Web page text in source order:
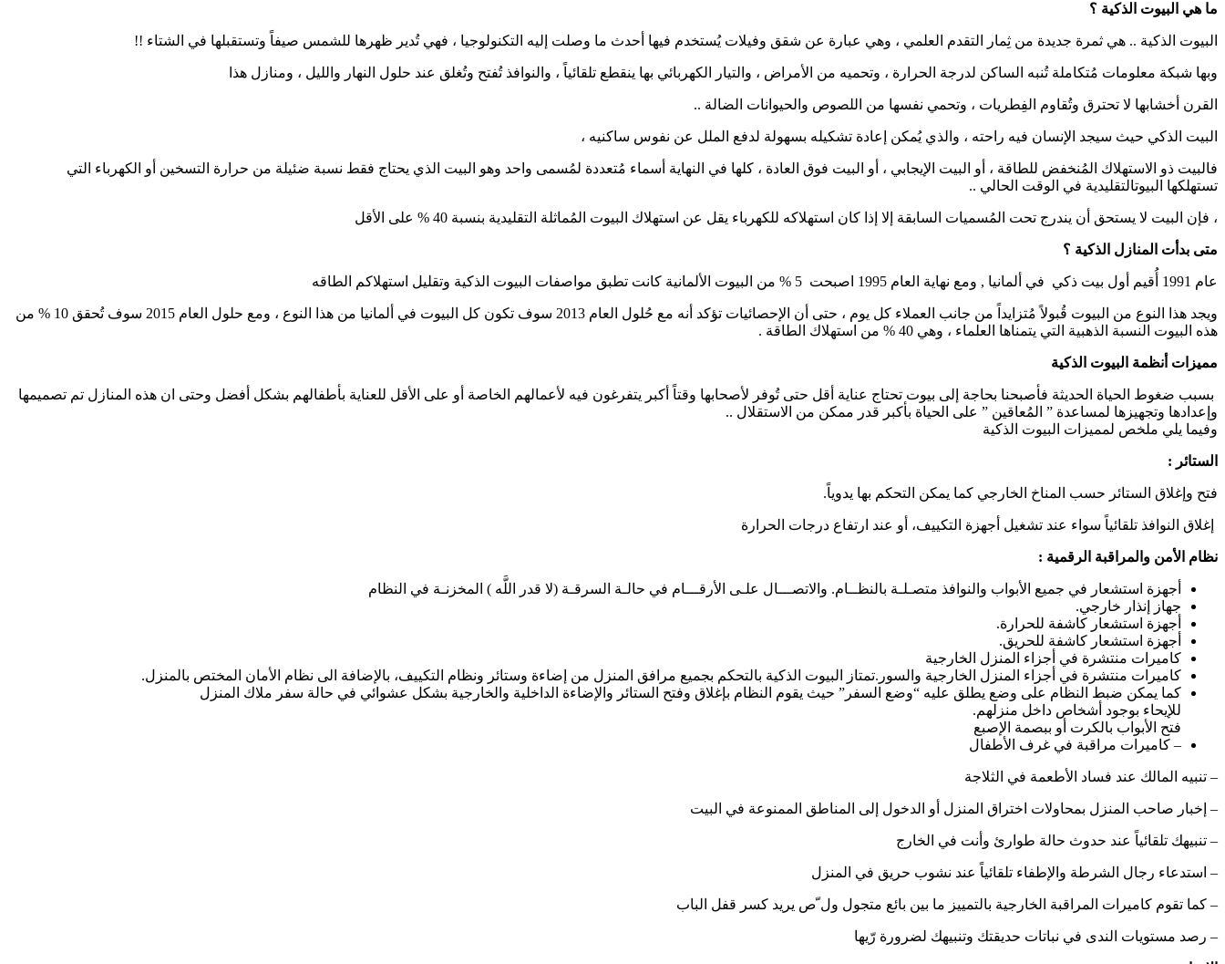
ما هي البيوت الذكية ؟
البيوت الذكية .. هي ثمرة جديدة من ثِمار التقدم العلمي ، وهي عبارة عن شقق وفيلات يُستخدم فيها أحدث ما وصلت إليه التكنولوجيا ، فهي تُدير ظهرها للشمس صيفاً وتستقبلها في الشتاء !!
وبها شبكة معلومات مُتكاملة تُنبه الساكن لدرجة الحرارة ، وتحميه من الأمراض ، والتيار الكهربائي بها ينقطع تلقائياً ، والنوافذ تُفتح وتُغلق عند حلول النهار والليل ، ومنازل هذا
القرن أخشابها لا تحترق وتُقاوم الفِطريات ، وتحمي نفسها من اللصوص والحيوانات الضالة ..
البيت الذكي حيث سيجد الإنسان فيه راحته ، والذي يُمكن إعادة تشكيله بسهولة لدفع الملل عن نفوس ساكنيه ،
فالبيت ذو الاستهلاك المُنخفض للطاقة ، أو البيت الإيجابي ، أو البيت فوق العادة ، كلها في النهاية أسماء مُتعددة لمُسمى واحد وهو البيت الذي يحتاج فقط نسبة ضئيلة من حرارة التسخين أو الكهرباء التي
تستهلكها البيوتالتقليدية في الوقت الحالي ..
، فإن البيت لا يستحق أن يندرج تحت المُسميات السابقة إلا إذا كان استهلاكه للكهرباء يقل عن استهلاك البيوت المُماثلة التقليدية بنسبة 40 % على الأقل
متى بدأت المنازل الذكية ؟
عام 1991 أُقيم أول بيت ذكي في ألمانيا , ومع نهاية العام 1995 اصبحت 5 % من البيوت الألمانية كانت تطبق مواصفات البيوت الذكية وتقليل استهلاكم الطاقه
ويجد هذا النوع من البيوت قُبولاً مُتزايداً من جانب العملاء كل يوم ، حتى أن الإحصائيات تؤكد أنه مع حُلول العام 2013 سوف تكون كل البيوت في ألمانيا من هذا النوع ، ومع حلول العام 2015 سوف تُحقق 10 % من
هذه البيوت النسبة الذهبية التي يتمناها العلماء ، وهي 40 % من استهلاك الطاقة .
مميزات أنظمة البيوت الذكية
بسبب ضغوط الحياة الحديثة فأصبحنا بحاجة إلى بيوت تحتاج عناية أقل حتى تُوفر لأصحابها وقتاً أكبر يتفرغون فيه لأعمالهم الخاصة أو على الأقل للعناية بأطفالهم بشكل أفضل وحتى ان هذه المنازل تم تصميمها
وإعدادها وتجهيزها لمساعدة ” المُعاقين ” على الحياة بأكبر قدر ممكن من الاستقلال ..
وفيما يلي ملخص لمميزات البيوت الذكية
الستائر :
فتح وإغلاق الستائر حسب المناخ الخارجي كما يمكن التحكم بها يدوياً.
إغلاق النوافذ تلقائياً سواء عند تشغيل أجهزة التكييف، أو عند ارتفاع درجات الحرارة
نظام الأمن والمراقبة الرقمية :
أجهزة استشعار في جميع الأبواب والنوافذ متصـلـة بالنظــام. والاتصـــال علـى الأرقـــام في حالـة السرقـة (لا قدر اللَّه ) المخزنـة في النظام
جهاز إنذار خارجي.
أجهزة استشعار كاشفة للحرارة.
أجهزة استشعار كاشفة للحريق.
كاميرات منتشرة في أجزاء المنزل الخارجية
كاميرات منتشرة في أجزاء المنزل الخارجية والسور.تمتاز البيوت الذكية بالتحكم بجميع مرافق المنزل من إضاءة وستائر ونظام التكييف، بالإضافة الى نظام الأمان المختص بالمنزل.
كما يمكن ضبط النظام على وضع يطلق عليه “وضع السفر” حيث يقوم النظام بإغلاق وفتح الستائر والإضاءة الداخلية والخارجية بشكل عشوائي في حالة سفر ملاك المنزل
للإيحاء بوجود أشخاص داخل منزلهم.
فتح الأبواب بالكرت أو ببصمة الإصبع
– كاميرات مراقبة في غرف الأطفال
– تنبيه المالك عند فساد الأطعمة في الثلاجة
– إخبار صاحب المنزل بمحاولات اختراق المنزل أو الدخول إلى المناطق الممنوعة في البيت
– تنبيهك تلقائياً عند حدوث حالة طوارئ وأنت في الخارج
– استدعاء رجال الشرطة والإطفاء تلقائياً عند نشوب حريق في المنزل
– كما تقوم كاميرات المراقبة الخارجية بالتمييز ما بين بائع متجول ول ّص يريد كسر قفل الباب
– رصد مستويات الندى في نباتات حديقتك وتنبيهك لضرورة رّيها